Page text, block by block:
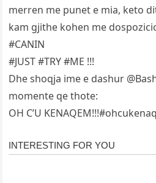
merren me punet e mia, keto
kam gjithe kohen me
#CANIN
#JUST #TRY #ME !!!
Dhe shoqja ime e dashur
momente qe thote:
OH C’U